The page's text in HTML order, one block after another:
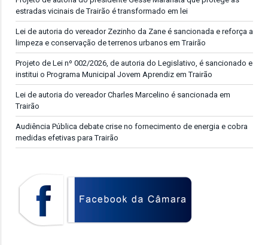
estradas vicinais de Trairão é transformado em lei
Lei de autoria do vereador Zezinho da Zane é sancionada e reforça a
limpeza e conservação de terrenos urbanos em Trairão
Projeto de Lei nº 002/2026, de autoria do Legislativo, é sancionado e
institui o Programa Municipal Jovem Aprendiz em Trairão
Lei de autoria do vereador Charles Marcelino é sancionada em
Trairão
Audiência Pública debate crise no fornecimento de energia e cobra
medidas efetivas para Trairão